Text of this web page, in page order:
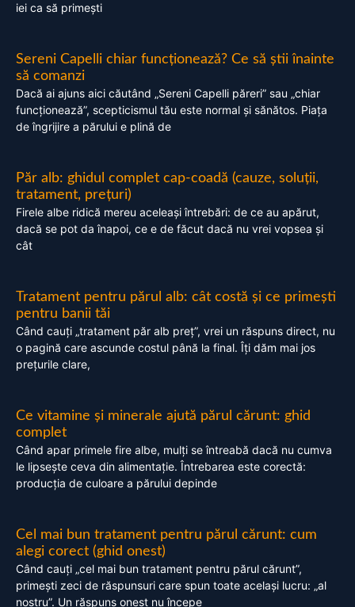
iei ca să primești
Sereni Capelli chiar funcționează? Ce să știi înainte
să comanzi
Dacă ai ajuns aici căutând „Sereni Capelli păreri” sau „chiar
funcționează”, scepticismul tău este normal și sănătos. Piața
de îngrijire a părului e plină de
Păr alb: ghidul complet cap-coadă (cauze, soluții,
tratament, prețuri)
Firele albe ridică mereu aceleași întrebări: de ce au apărut,
dacă se pot da înapoi, ce e de făcut dacă nu vrei vopsea și
cât
Tratament pentru părul alb: cât costă și ce primești
pentru banii tăi
Când cauți „tratament păr alb preț”, vrei un răspuns direct, nu
o pagină care ascunde costul până la final. Îți dăm mai jos
prețurile clare,
Ce vitamine și minerale ajută părul cărunt: ghid
complet
Când apar primele fire albe, mulți se întreabă dacă nu cumva
le lipsește ceva din alimentație. Întrebarea este corectă:
producția de culoare a părului depinde
Cel mai bun tratament pentru părul cărunt: cum
alegi corect (ghid onest)
Când cauți „cel mai bun tratament pentru părul cărunt”,
primești zeci de răspunsuri care spun toate același lucru: „al
nostru”. Un răspuns onest nu începe